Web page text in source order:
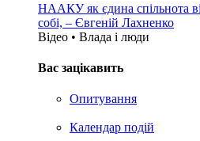
НААКУ як єдина спільнота
собі, – Євгеній Лахненко
Відео • Влада i люди
Вас зацікавить
Опитування
Календар подій